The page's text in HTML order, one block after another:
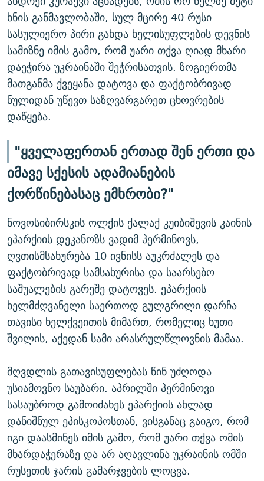
ხნის განმავლობაში, სულ მცირე 40 რუსი
სასულიერო პირი გახდა ხელისუფლების დევნის
სამიზნე იმის გამო, რომ უარი თქვა ღიად მხარი
დაეჭირა უკრაინაში შეჭრისათვის. ზოგიერთმა
მათგანმა ქვეყანა დატოვა და ფაქტობრივად
ნულიდან უწევთ საზღვარგარეთ ცხოვრების
დაწყება.
"ყველაფერთან ერთად შენ ერთი და
იმავე სქესის ადამიანების
ქორწინებასაც ემხრობი?"
ნოვოსიბირსკის ოლქის ქალაქ კუიბიშევის კაინის
ეპარქიის დეკანოზს ვადიმ პერმინოვს,
ღვთისმსახურება 10 ივნისს აუკრძალეს და
ფაქტობრივად სამსახურისა და საარსებო
საშუალების გარეშე დატოვეს. ეპარქიის
ხელმძღვანელი საერთოდ გულგრილი დარჩა
თავისი ხელქვეითის მიმართ, რომელიც ხუთი
შვილის, აქედან სამი არასრულწლოვნის მამაა.
მღვდლის გათავისუფლებას წინ უძღოდა
უსიამოვნო საუბარი. აპრილში პერმინოვი
სასაუბროდ გამოიძახეს ეპარქიის ახლად
დანიშნულ ეპისკოპოსთან, ვისგანაც გაიგო, რომ
იგი დაასმინეს იმის გამო, რომ უარი თქვა ომის
მხარდაჭერაზე და არ აღავლინა უკრაინის ომში
რუსეთის ჯარის გამარჯვების ლოცვა.